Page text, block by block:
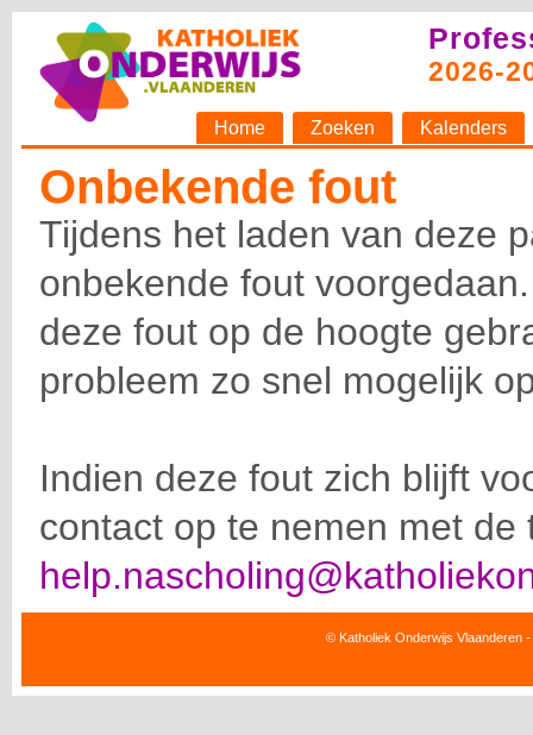
2026-
Home Zoeken Kalenders
Onbekende fout
Tijdens het laden van deze
onbekende fout
deze fout op de hoogte
probleem zo snel mogelijk
Indien deze fout zich blijft
contact op te nemen met de
© Katholiek Onderwijs Vlaanderen